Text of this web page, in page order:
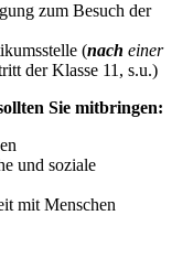
zum Besuch der
(nach einer
der Klasse 11, s.u.)
Sie mitbringen:
und soziale
mit Menschen